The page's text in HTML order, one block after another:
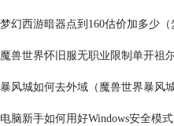
电脑新手如何用好Windows安全模式